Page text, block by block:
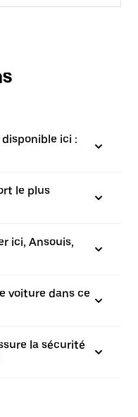
ici :
le plus
ici, Ansouis,
voiture dans ce
la sécurité